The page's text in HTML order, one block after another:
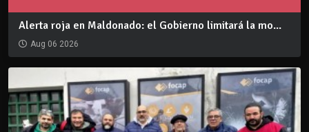
Alerta roja en Maldonado: el Gobierno limitará la mo...
Aug 06 2026